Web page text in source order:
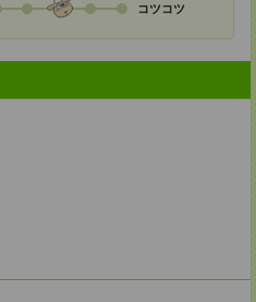
コツコツ